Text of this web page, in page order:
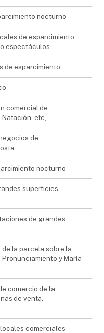
nocturno
de esparcimiento
espectáculos
de esparcimiento
comercial de
etc,
de
nocturno
superficies
de grandes
la parcela sobre la
Pronunciamiento y María
comercio de la
de venta,
comerciales